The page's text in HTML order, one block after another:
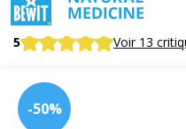
Cosmétique holistique
5 Voir 13
-50%